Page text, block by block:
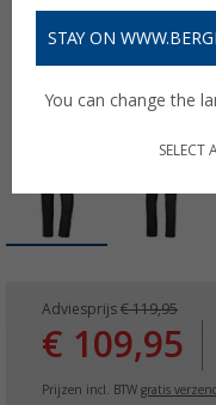
Adviesprijs € 119,95
€ 109,95
Prijzen incl. BTW gratis
STAY ON
You can change the
SELECT